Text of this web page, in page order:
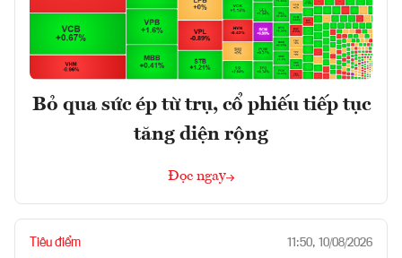
Bỏ qua sức ép từ trụ, cổ phiếu tiếp tục
tăng diện rộng
Đọc ngay
Tiêu điểm 11:50, 10/08/2026